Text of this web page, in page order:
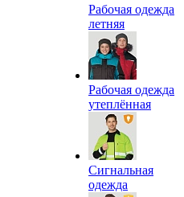
Рабочая одежда
летняя
Рабочая одежда
утеплённая
Сигнальная
одежда